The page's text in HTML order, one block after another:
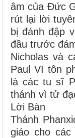
âm của Ðức
rút lại lời
bị đánh đập
đầu trước
Nicholas và
Paul VI tôn
là các tu sĩ
thánh vì tử
Lời Bàn
Thánh
giáo cho